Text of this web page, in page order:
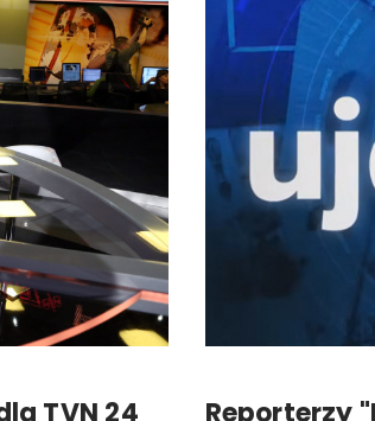
Reklama